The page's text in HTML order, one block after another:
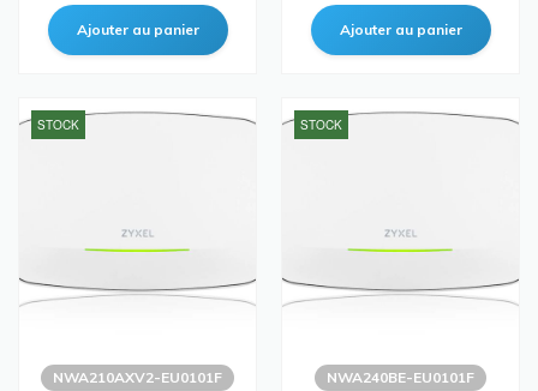
STOCK
NWA210AXV2-EU0101F
STOCK
NWA240BE-EU0101F